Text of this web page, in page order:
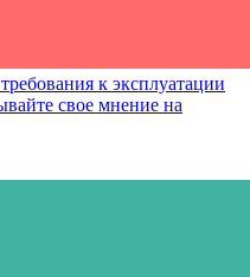
к эксплуатации
свое мнение на